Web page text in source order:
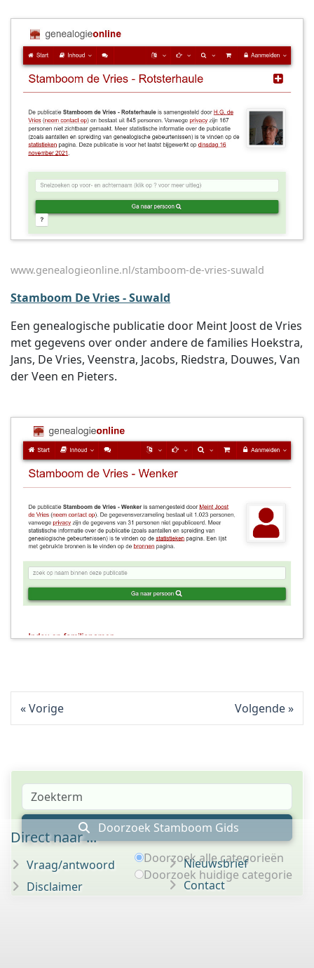
www.genealogieonline.nl/stamboom-de-vries-suwald
Stamboom De Vries - Suwald
Een genealogische publicatie door Meint Joost de Vries
met gegevens over onder andere de families Hoekstra,
Jans, De Vries, Veenstra, Jacobs, Riedstra, Douwes, Van
der Veen en Pieters.
Vorige Volgende
Doorzoek Stamboom Gids
Doorzoek alle categorieën
Doorzoek huidige categorie
Direct naar ...
Vraag/antwoord
Disclaimer
Nieuwsbrief
Contact